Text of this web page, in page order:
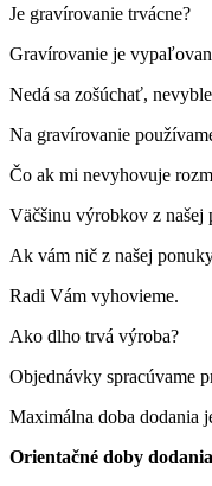
Je gravírovanie trvácne?
Gravírovanie je
Nedá sa zošúchať,
Na gravírovanie
Čo ak mi nevyhovuje
Väčšinu výrobkov z našej
Ak vám nič z našej
Radi Vám vyhovieme.
Ako dlho trvá výroba?
Objednávky spracúvame
Maximálna doba dodania
Orientačné doby